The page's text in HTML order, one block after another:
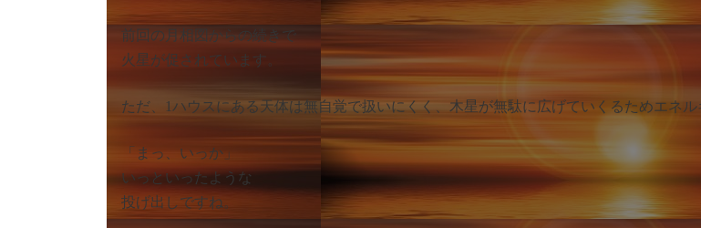
前回の月相図からの続きで
火星が促されています。
ただ、1ハウスにある天体は無自覚で扱いにくく、木星が無駄に広げていくるためエネル
「まっ、いっか」
いっといったような
投げ出しですね。